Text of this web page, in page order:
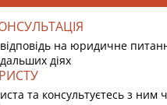
на юридичне
діях
та консультуєтесь з